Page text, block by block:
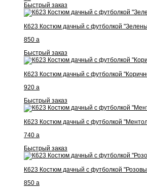
Быстрый заказ
К623 Костюм дачный с футболкой
850 a
Быстрый заказ
К623 Костюм дачный с футболкой
920 a
Быстрый заказ
К623 Костюм дачный с футболкой
740 a
Быстрый заказ
К623 Костюм дачный с футболкой
850 a